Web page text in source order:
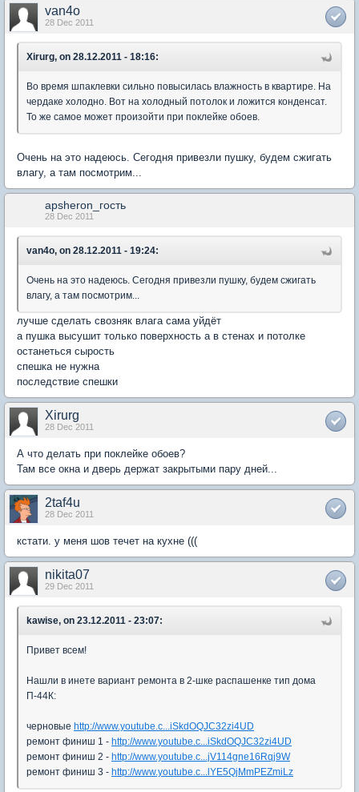
van4o
28 Dec 2011
Xirurg, on 28.12.2011 - 18:16:
Во время шпаклевки сильно повысилась влажность в квартире. На
чердаке холодно. Вот на холодный потолок и ложится конденсат.
То же самое может произойти при поклейке обоев.
Очень на это надеюсь. Сегодня привезли пушку, будем сжигать
влагу, а там посмотрим...
apsheron_гость
28 Dec 2011
van4o, on 28.12.2011 - 19:24:
Очень на это надеюсь. Сегодня привезли пушку, будем сжигать
влагу, а там посмотрим...
лучше сделать свозняк влага сама уйдёт
а пушка высушит только поверхность а в стенах и потолке
останеться сырость
спешка не нужна
последствие спешки
Xirurg
28 Dec 2011
А что делать при поклейке обоев?
Там все окна и дверь держат закрытыми пару дней...
2taf4u
28 Dec 2011
кстати. у меня шов течет на кухне (((
nikita07
29 Dec 2011
kawise, on 23.12.2011 - 23:07:
Привет всем!
Нашли в инете вариант ремонта в 2-шке распашенке тип дома
П-44К:
черновые http://www.youtube.c...iSkdOQJC32zi4UD
ремонт финиш 1 - http://www.youtube.c...iSkdOQJC32zi4UD
ремонт финиш 2 - http://www.youtube.c...jV114gne16Rqj9W
ремонт финиш 3 - http://www.youtube.c...lYE5QjMmPEZmiLz